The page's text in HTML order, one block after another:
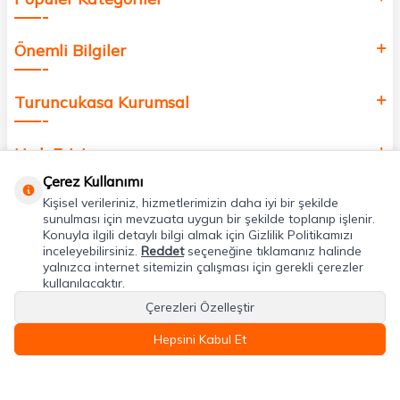
Önemli Bilgiler
Turuncukasa Kurumsal
Hızlı Erişim
Uygulamalarımız
Adres & İletişim
Çerez Kullanımı
Kişisel verileriniz, hizmetlerimizin daha iyi bir şekilde
sunulması için mevzuata uygun bir şekilde toplanıp işlenir.
Konuyla ilgili detaylı bilgi almak için Gizlilik Politikamızı
inceleyebilirsiniz. Reddetseçeneğine tıklamanız halinde
yalnızca internet sitemizin çalışması için gerekli çerezler
kullanılacaktır.
Çerezleri Özelleştir
Hepsini Kabul Et